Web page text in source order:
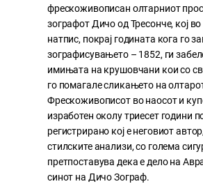
фрескоживописан олтарниот
зографот Дичо од Тресонче, кој
натпис, покрај годината кога го
зографисувањето – 1852, ги
имињата на крушовчани кои со
го помагале сликањето на
Фрескоживописот во наосот и
изработен околу триесет години
регистрирано кој е неговиот
стилските анализи, со голема
претпоставува дека е дело на
синот на Дичо Зограф.